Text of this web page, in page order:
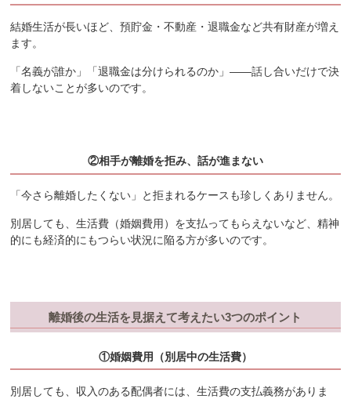
結婚生活が長いほど、預貯金・不動産・退職金など共有財産が増え
ます。
「名義が誰か」「退職金は分けられるのか」——話し合いだけで決
着しないことが多いのです。
②相手が離婚を拒み、話が進まない
「今さら離婚したくない」と拒まれるケースも珍しくありません。
別居しても、生活費（婚姻費用）を支払ってもらえないなど、精神
的にも経済的にもつらい状況に陥る方が多いのです。
離婚後の生活を見据えて考えたい3つのポイント
①婚姻費用（別居中の生活費）
別居しても、収入のある配偶者には、生活費の支払義務がありま